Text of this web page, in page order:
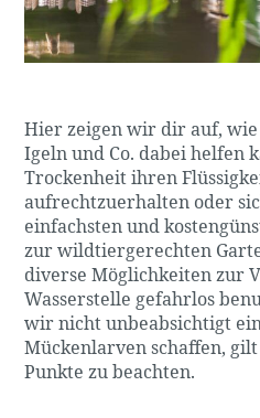
Hier zeigen wir dir auf, wie
Igeln und Co. dabei helfen
Trockenheit ihren
aufrechtzuerhalten oder
einfachsten und
zur wildtiergerechten
diverse Möglichkeiten zur
Wasserstelle gefahrlos
wir nicht unbeabsichtigt
Mückenlarven schaffen,
Punkte zu beachten.